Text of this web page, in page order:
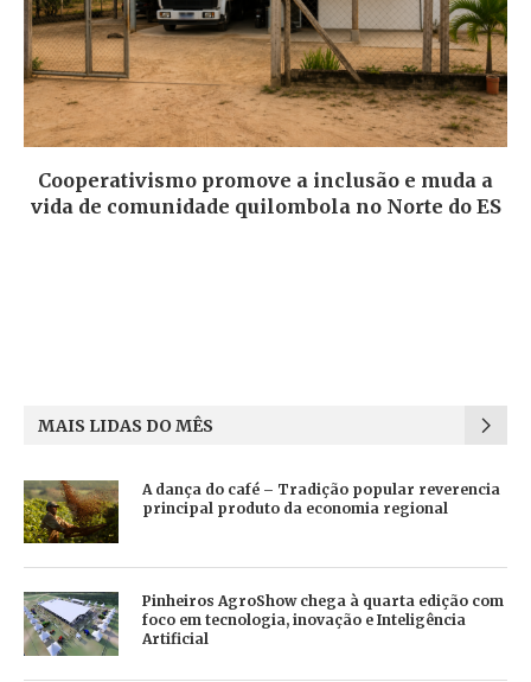
Cooperativismo promove a inclusão e muda a
vida de comunidade quilombola no Norte do ES
MAIS LIDAS DO MÊS
A dança do café – Tradição popular reverencia
principal produto da economia regional
Pinheiros AgroShow chega à quarta edição com
foco em tecnologia, inovação e Inteligência
Artificial